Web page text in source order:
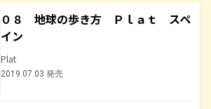
０８ 地球の歩き方 Ｐｌａｔ スペ
イン
Plat
2019.07.03 発売